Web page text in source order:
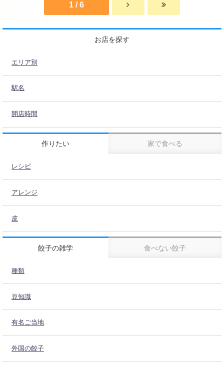
1 / 6
お店を探す
エリア別
駅名
開店時間
作りたい 家で食べる
レシピ
アレンジ
皮
餃子の雑学 食べない餃子
種類
豆知識
有名ご当地
外国の餃子